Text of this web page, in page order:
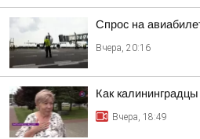
Спрос на
Вчера, 20:16
Как
Вчера, 18:49